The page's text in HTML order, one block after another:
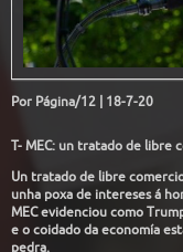
Por Página/12 | 18-7-20
T- MEC: un tratado de libre
Un tratado de libre
unha poxa de intereses á
MEC evidenciou como
e o coidado da economía
pedra.